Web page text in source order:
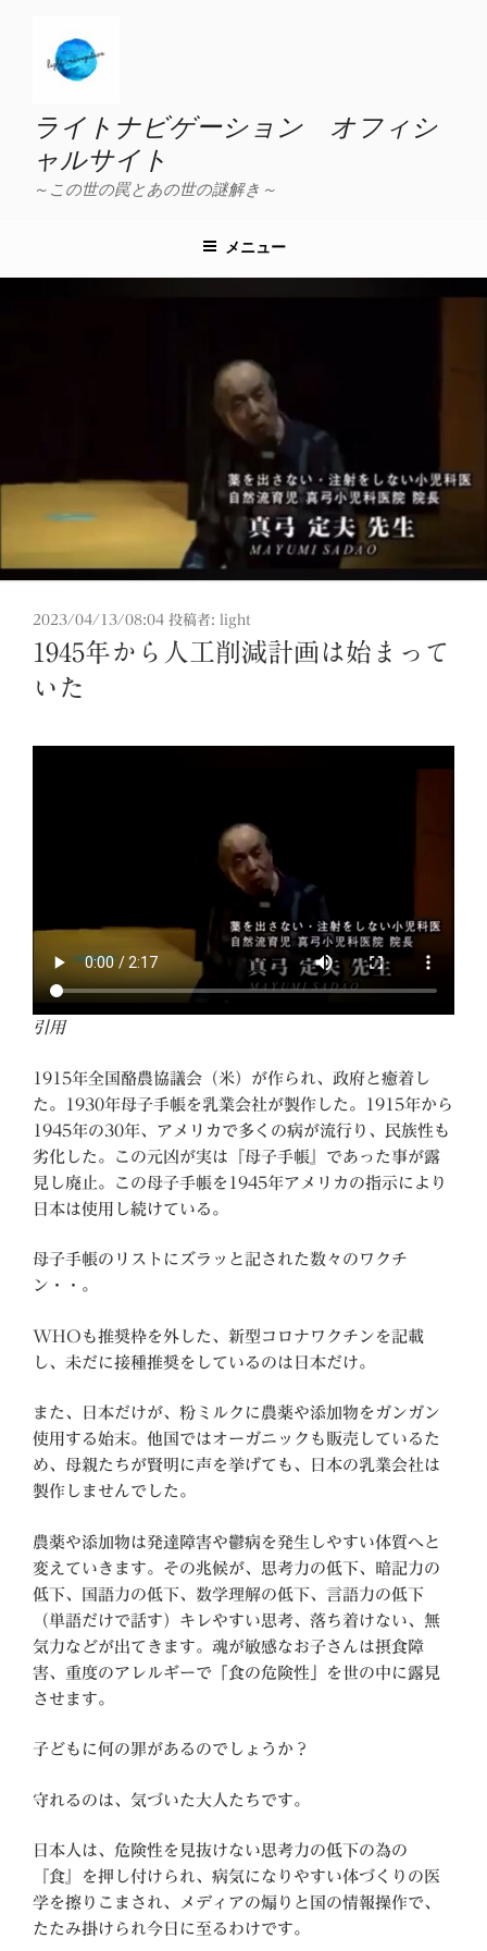
ライトナビゲーション オフィシ
ャルサイト
～この世の罠とあの世の謎解き～
メニュー
投
稿
日:
2023/04/13/08:04 投稿者: light
1945年から人工削減計画は始まって
いた
引用
1915年全国酪農協議会（米）が作られ、政府と癒着し
た。1930年母子手帳を乳業会社が製作した。1915年から
1945年の30年、アメリカで多くの病が流行り、民族性も
劣化した。この元凶が実は『母子手帳』であった事が露
見し廃止。この母子手帳を1945年アメリカの指示により
日本は使用し続けている。
母子手帳のリストにズラッと記された数々のワクチ
ン・・。
WHOも推奨枠を外した、新型コロナワクチンを記載
し、未だに接種推奨をしているのは日本だけ。
また、日本だけが、粉ミルクに農薬や添加物をガンガン
使用する始末。他国ではオーガニックも販売しているた
め、母親たちが賢明に声を挙げても、日本の乳業会社は
製作しませんでした。
農薬や添加物は発達障害や鬱病を発生しやすい体質へと
変えていきます。その兆候が、思考力の低下、暗記力の
低下、国語力の低下、数学理解の低下、言語力の低下
（単語だけで話す）キレやすい思考、落ち着けない、無
気力などが出てきます。魂が敏感なお子さんは摂食障
害、重度のアレルギーで「食の危険性」を世の中に露見
させます。
子どもに何の罪があるのでしょうか？
守れるのは、気づいた大人たちです。
日本人は、危険性を見抜けない思考力の低下の為の
『食』を押し付けられ、病気になりやすい体づくりの医
学を擦りこまされ、メディアの煽りと国の情報操作で、
たたみ掛けられ今日に至るわけです。